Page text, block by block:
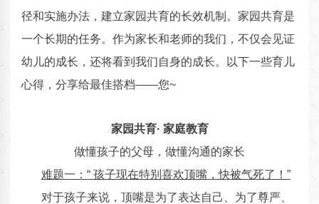
径和实施办法，建立家园共育的长效机制。家园共育是
一个长期的任务。作为家长和老师的我们，不仅会见证
幼儿的成长，还将看到我们自身的成长。以下一些育儿
心得，分享给最佳搭档——您~
家园共育· 家庭教育
做懂孩子的父母，做懂沟通的家长
难题一：“ 孩子现在特别喜欢顶嘴，快被气死了！”
对于孩子来说，顶嘴是为了表达自己、为了尊严、